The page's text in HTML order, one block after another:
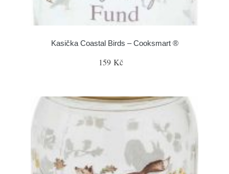
Kasička Coastal Birds – Cooksmart ®
159 Kč